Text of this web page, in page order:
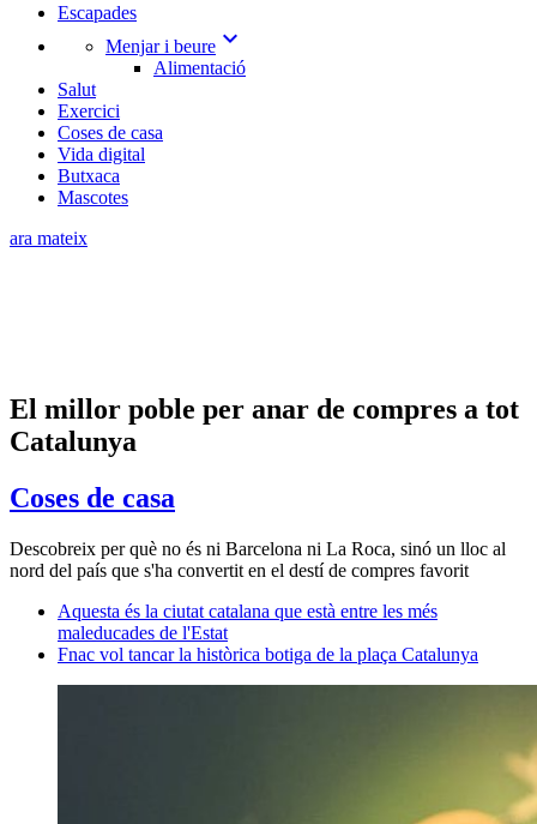
Escapades
Menjar i beure expand_more
Alimentació
Salut
Exercici
Coses de casa
Vida digital
Butxaca
Mascotes
ara mateix
El millor poble per anar de compres a tot
Catalunya
Coses de casa
Descobreix per què no és ni Barcelona ni La Roca, sinó un lloc al
nord del país que s'ha convertit en el destí de compres favorit
Aquesta és la ciutat catalana que està entre les més
maleducades de l'Estat
Fnac vol tancar la històrica botiga de la plaça Catalunya